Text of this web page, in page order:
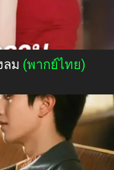
ลม (พากย์ไทย)